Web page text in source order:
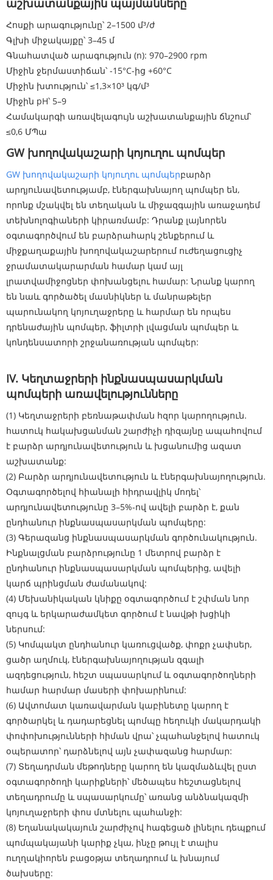
աշխատանքային պայմանները
Հոսքի արագությունը՝ 2–1500 մ³/ժ
Գլխի միջակայքը՝ 3–45 մ
Գնահատված արագություն (n): 970–2900 rpm
Միջին ջերմաստիճան՝ -15°C-ից +60°C
Միջին խտություն՝ ≤1,3×10³ կգ/մ³
Միջին pH՝ 5–9
Համակարգի առավելագույն աշխատանքային ճնշում՝
≤0,6 ՄՊա
GW խողովակաշարի կոյուղու պոմպեր
GW խողովակաշարի կոյուղու պոմպերբարձր
արդյունավետությամբ, էներգախնայող պոմպեր են,
որոնք մշակվել են տեղական և միջազգային առաջադեմ
տեխնոլոգիաների կիրառմամբ: Դրանք լայնորեն
օգտագործվում են բարձրահարկ շենքերում և
միջքաղաքային խողովակաշարերում ուժեղացուցիչ
ջրամատակարարման համար կամ այլ
լրատվամիջոցներ փոխանցելու համար: Նրանք կարող
են նաև գործածել մասնիկներ և մանրաթելեր
պարունակող կոյուղաջրերը և հարմար են որպես
դրենաժային պոմպեր, ֆիլտրի լվացման պոմպեր և
կոնդենսատորի շրջանառության պոմպեր:
IV. Կեղտաջրերի ինքնասպասարկման
պոմպերի առավելությունները
(1) Կեղտաջրերի բեռնաթափման հզոր կարողություն.
հատուկ հակախցանման շարժիչի դիզայնը ապահովում
է բարձր արդյունավետություն և խցանումից ազատ
աշխատանք:
(2) Բարձր արդյունավետություն և էներգախնայողություն.
Օգտագործելով հիանալի հիդրավլիկ մոդել՝
արդյունավետությունը 3–5%-ով ավելի բարձր է, քան
ընդհանուր ինքնասպասարկման պոմպերը:
(3) Գերազանց ինքնասպասարկման գործունակություն.
Ինքնալցման բարձրությունը 1 մետրով բարձր է
ընդհանուր ինքնասպասարկման պոմպերից, ավելի
կարճ պրինցման ժամանակով:
(4) Մեխանիկական կնիքը օգտագործում է շփման նոր
զույգ և երկարաժամկետ գործում է նավթի խցիկի
ներսում:
(5) Կոմպակտ ընդհանուր կառուցվածք, փոքր չափսեր,
ցածր աղմուկ, էներգախնայողության զգալի
ազդեցություն, հեշտ սպասարկում և օգտագործողների
համար հարմար մասերի փոխարինում:
(6) Ավտոմատ կառավարման կաբինետը կարող է
գործարկել և դադարեցնել պոմպը հեղուկի մակարդակի
փոփոխությունների հիման վրա՝ չպահանջելով հատուկ
օպերատոր՝ դարձնելով այն չափազանց հարմար:
(7) Տեղադրման մեթոդները կարող են կազմաձևվել ըստ
օգտագործողի կարիքների՝ մեծապես հեշտացնելով
տեղադրումը և սպասարկումը՝ առանց անձնակազմի
կոյուղաջրերի փոս մտնելու պահանջի:
(8) Եղանակակայուն շարժիչով հագեցած լինելու դեպքում
պոմպակայանի կարիք չկա, ինչը թույլ է տալիս
ուղղակիորեն բացօթյա տեղադրում և խնայում
ծախսերը: